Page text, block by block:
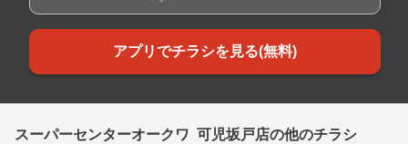
アプリでチラシを見る(無料)
スーパーセンターオークワ 可児坂戸店の他のチラシ